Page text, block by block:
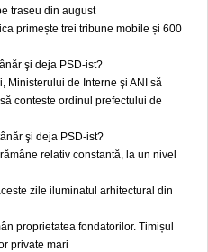
traseu din august
primește trei tribune mobile și 600
şi deja PSD-ist?
Ministerului de Interne şi ANI să
conteste ordinul prefectului de
şi deja PSD-ist?
relativ constantă, la un nivel
zile iluminatul arhitectural din
proprietatea fondatorilor. Timișul
private mari